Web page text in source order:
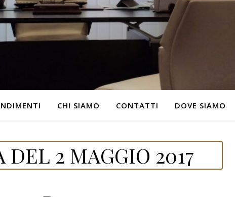
CHI SIAMO CONTATTI DOVE SIAMO
DEL 2 MAGGIO 2017